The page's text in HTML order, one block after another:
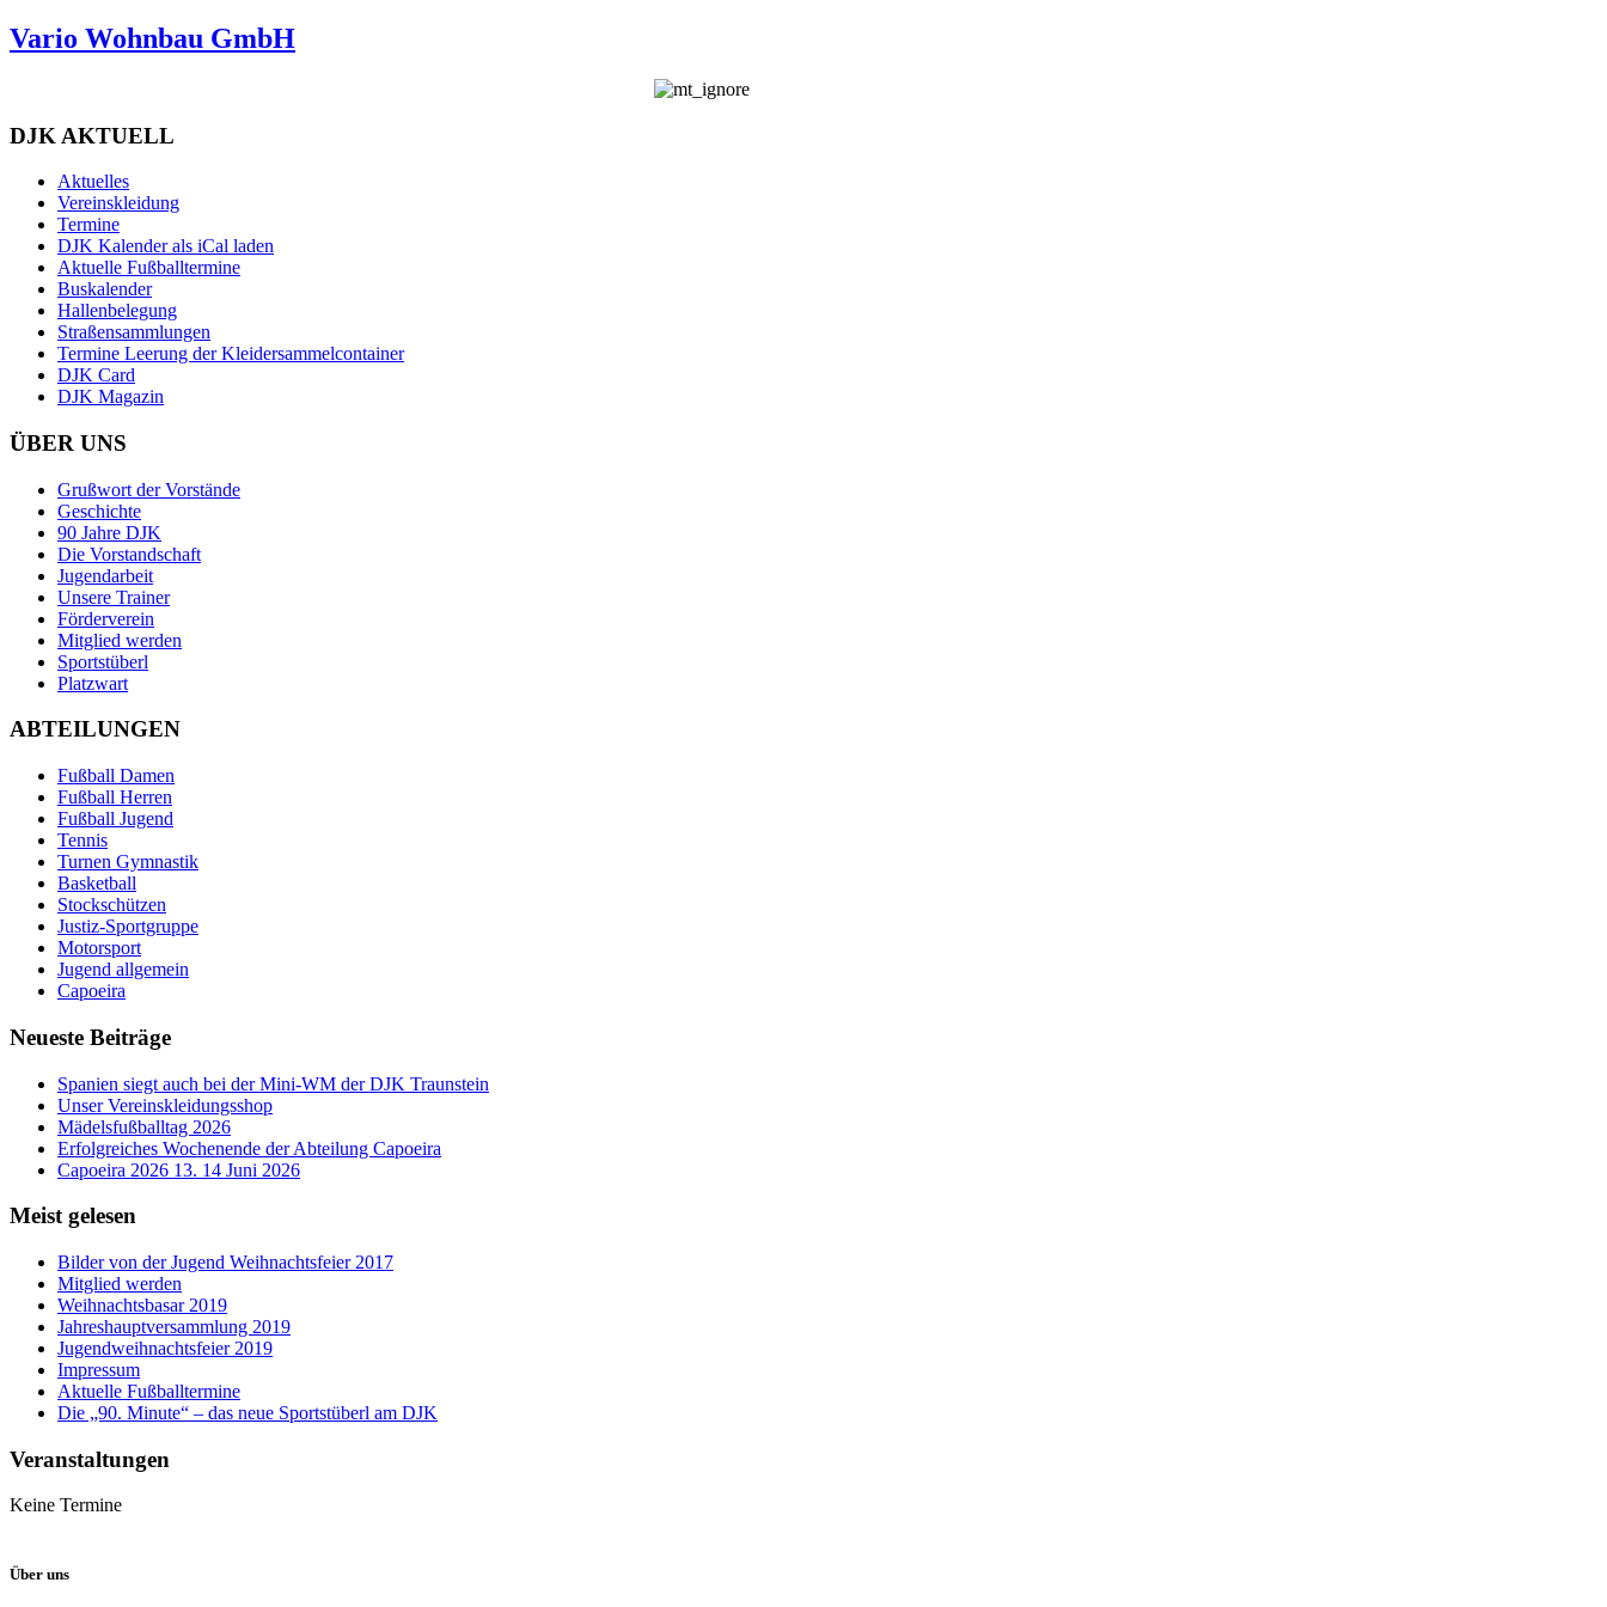
Vario Wohnbau GmbH
DJK AKTUELL
Aktuelles
Vereinskleidung
Termine
DJK Kalender als iCal laden
Aktuelle Fußballtermine
Buskalender
Hallenbelegung
Straßensammlungen
Termine Leerung der Kleidersammelcontainer
DJK Card
DJK Magazin
ÜBER UNS
Grußwort der Vorstände
Geschichte
90 Jahre DJK
Die Vorstandschaft
Jugendarbeit
Unsere Trainer
Förderverein
Mitglied werden
Sportstüberl
Platzwart
ABTEILUNGEN
Fußball Damen
Fußball Herren
Fußball Jugend
Tennis
Turnen Gymnastik
Basketball
Stockschützen
Justiz-Sportgruppe
Motorsport
Jugend allgemein
Capoeira
Neueste Beiträge
Spanien siegt auch bei der Mini-WM der DJK Traunstein
Unser Vereinskleidungsshop
Mädelsfußballtag 2026
Erfolgreiches Wochenende der Abteilung Capoeira
Capoeira 2026 13. 14 Juni 2026
Meist gelesen
Bilder von der Jugend Weihnachtsfeier 2017
Mitglied werden
Weihnachtsbasar 2019
Jahreshauptversammlung 2019
Jugendweihnachtsfeier 2019
Impressum
Aktuelle Fußballtermine
Die „90. Minute“ – das neue Sportstüberl am DJK
Veranstaltungen
Keine Termine
Über uns